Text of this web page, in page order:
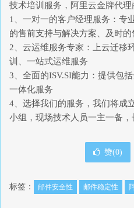
技术培训服务，阿里云金牌代理
1、一对一的客户经理服务：专
的售前支持与解决方案、及时的
2、云运维服务专家：上云迁移
训、一站式运维服务
3、全面的ISV.SI能力：提供包
一体化服务
4、选择我们的服务，我们将成
小组，现场技术人员一主一备，
赞(0)
标签： 邮件安全性 邮件稳定性